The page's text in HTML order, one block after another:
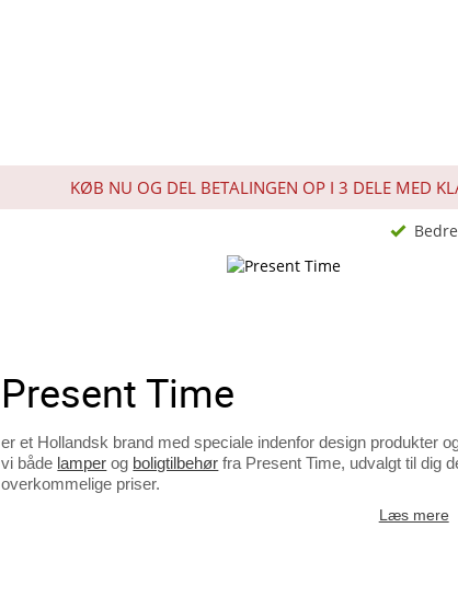
KØB NU OG DEL BETALINGEN OP I 3 DELE MED
Present Time
er et Hollandsk brand med speciale indenfor design produkter
vi både lamper og boligtilbehør fra Present Time, udvalgt til dig
overkommelige priser.
Læs mere